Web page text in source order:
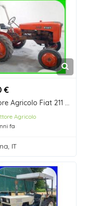
€
Agricolo
fa
IT